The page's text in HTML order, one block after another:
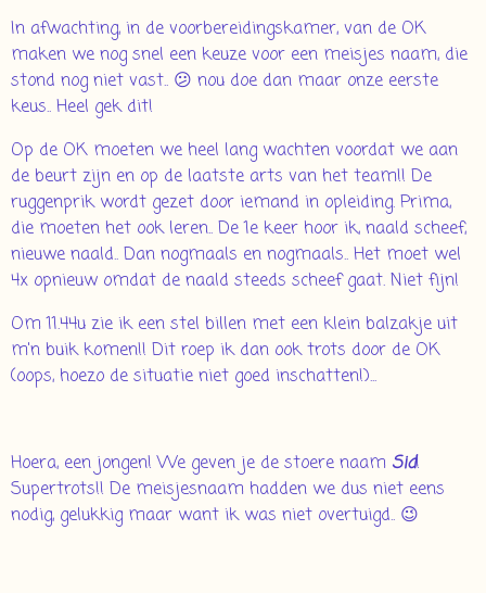
In afwachting, in de voorbereidingskamer, van de OK
maken we nog snel een keuze voor een meisjes naam, die
stond nog niet vast.. 😕 nou doe dan maar onze eerste
keus.. Heel gek dit!
Op de OK moeten we heel lang wachten voordat we aan
de beurt zijn en op de laatste arts van het team!! De
ruggenprik wordt gezet door iemand in opleiding. Prima,
die moeten het ook leren.. De 1e keer hoor ik, naald scheef,
nieuwe naald.. Dan nogmaals en nogmaals.. Het moet wel
4x opnieuw omdat de naald steeds scheef gaat. Niet fijn!
Om 11.44u zie ik een stel billen met een klein balzakje uit
m'n buik komen!! Dit roep ik dan ook trots door de OK
(oops, hoezo de situatie niet goed inschatten!)...
Hoera, een jongen! We geven je de stoere naam Sid!
Supertrots!! De meisjesnaam hadden we dus niet eens
nodig, gelukkig maar want ik was niet overtuigd.. 😉